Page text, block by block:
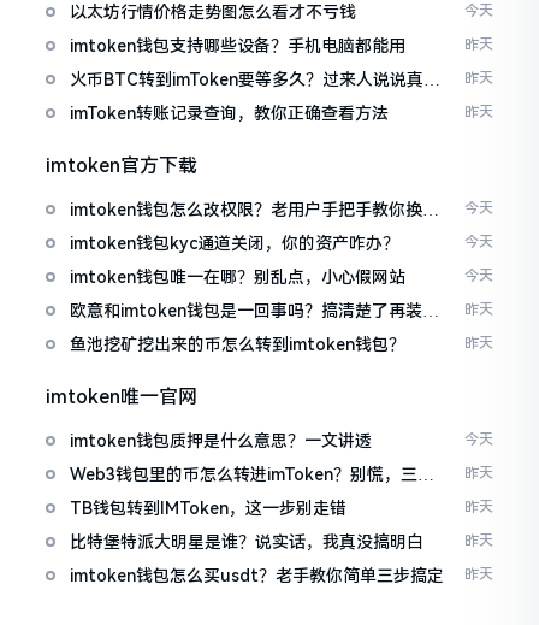
以太坊行情价格走势图怎么看才不亏钱 今天
imtoken钱包支持哪些设备？手机电脑都能用 昨天
火币BTC转到imToken要等多久？过来人说说真实
情况
昨天
imToken转账记录查询，教你正确查看方法 昨天
imtoken官方下载
imtoken钱包怎么改权限？老用户手把手教你换主
人
今天
imtoken钱包kyc通道关闭，你的资产咋办？ 今天
imtoken钱包唯一在哪？别乱点，小心假网站 今天
欧意和imtoken钱包是一回事吗？搞清楚了再装钱
包
昨天
鱼池挖矿挖出来的币怎么转到imtoken钱包？ 昨天
imtoken唯一官网
imtoken钱包质押是什么意思？一文讲透 今天
Web3钱包里的币怎么转进imToken？别慌，三步
搞定
昨天
TB钱包转到IMToken，这一步别走错 昨天
比特堡特派大明星是谁？说实话，我真没搞明白 昨天
imtoken钱包怎么买usdt？老手教你简单三步搞定 昨天